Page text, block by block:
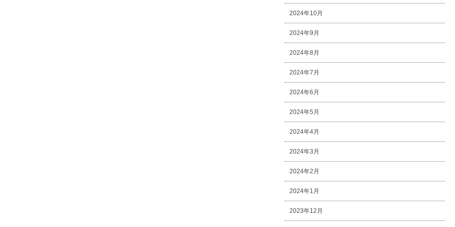
2024年10月
2024年9月
2024年8月
2024年7月
2024年6月
2024年5月
2024年4月
2024年3月
2024年2月
2024年1月
2023年12月